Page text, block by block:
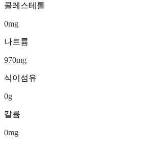
콜레스테롤
0mg
나트륨
970mg
식이섬유
0g
칼륨
0mg